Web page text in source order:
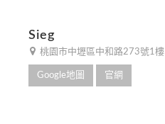
Sieg
桃園市中壢區中和路273號1樓
Google地圖 官網